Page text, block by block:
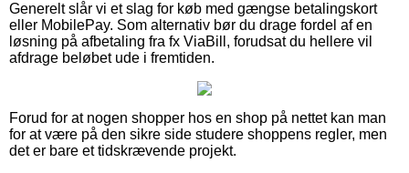
Generelt slår vi et slag for køb med gængse betalingskort
eller MobilePay. Som alternativ bør du drage fordel af en
løsning på afbetaling fra fx ViaBill, forudsat du hellere vil
afdrage beløbet ude i fremtiden.
Forud for at nogen shopper hos en shop på nettet kan man
for at være på den sikre side studere shoppens regler, men
det er bare et tidskrævende projekt.